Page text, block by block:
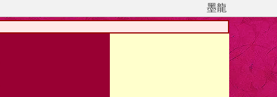
墨龍